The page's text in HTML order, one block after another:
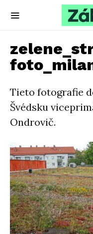
Tieto fotografie
Švédsku
Ondrovič.